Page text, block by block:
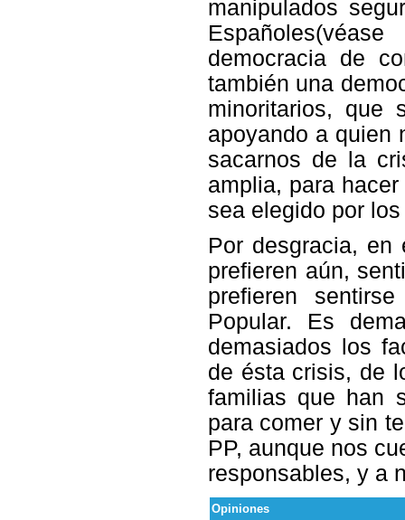
manipulados
democracia de
también una
minoritarios, que
apoyando a quien
sacarnos de la
amplia, para
sea elegido por
Por desgracia,
prefieren aún,
prefieren
Popular. Es
demasiados los
de ésta crisis, de
familias que han
para comer y sin
PP, aunque nos
responsables, y a
Opiniones